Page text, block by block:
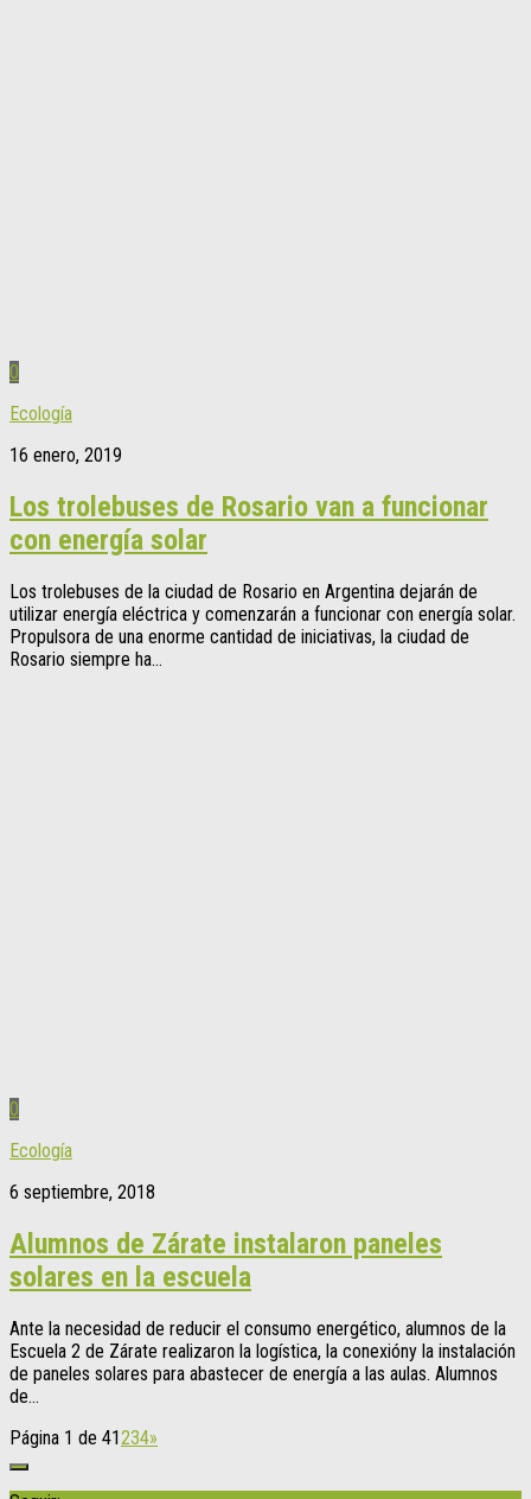
0
Ecología
16 enero, 2019
Los trolebuses de Rosario van a funcionar
con energía solar
Los trolebuses de la ciudad de Rosario en Argentina dejarán de
utilizar energía eléctrica y comenzarán a funcionar con energía solar.
Propulsora de una enorme cantidad de iniciativas, la ciudad de
Rosario siempre ha...
0
Ecología
6 septiembre, 2018
Alumnos de Zárate instalaron paneles
solares en la escuela
Ante la necesidad de reducir el consumo energético, alumnos de la
Escuela 2 de Zárate realizaron la logística, la conexióny la instalación
de paneles solares para abastecer de energía a las aulas. Alumnos
de...
Página 1 de 41234»